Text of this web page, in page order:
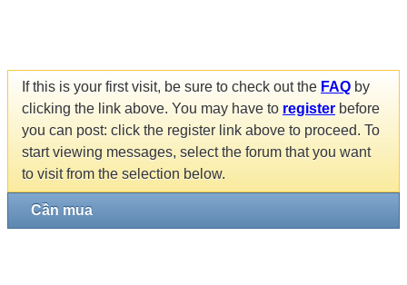
If this is your first visit, be sure to check out the FAQ by
clicking the link above. You may have to register before
you can post: click the register link above to proceed. To
start viewing messages, select the forum that you want
to visit from the selection below.
Cần mua